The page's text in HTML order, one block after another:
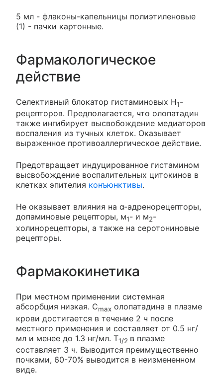
5 мл - флаконы-капельницы полиэтиленовые
(1) - пачки картонные.
Фармакологическое
действие
Селективный блокатор гистаминовых H1-
рецепторов. Предполагается, что олопатадин
также ингибирует высвобождение медиаторов
воспаления из тучных клеток. Оказывает
выраженное противоаллергическое действие.
Предотвращает индуцированное гистамином
высвобождение воспалительных цитокинов в
клетках эпителия конъюнктивы.
Не оказывает влияния на α-адренорецепторы,
допаминовые рецепторы, м1- и м2-
холинорецепторы, а также на серотониновые
рецепторы.
Фармакокинетика
При местном применении системная
абсорбция низкая. Cmax олопатадина в плазме
крови достигается в течение 2 ч после
местного применения и составляет от 0.5 нг/
мл и менее до 1.3 нг/мл. T1/2 в плазме
составляет 3 ч. Выводится преимущественно
почками, 60-70% выводится в неизмененном
виде.